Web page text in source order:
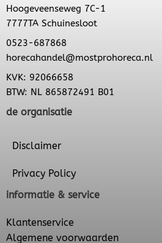
Hoogeveenseweg 7C-1
7777TA Schuinesloot
0523-687868
horecahandel@mostprohoreca.nl
KVK: 92066658
BTW: NL 865872491 B01
de organisatie
Disclaimer
Privacy Policy
informatie & service
Klantenservice
Algemene voorwaarden